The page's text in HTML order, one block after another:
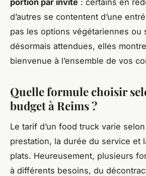
portion par invité : certains en
d’autres se contentent d’une
pas les options végétariennes ou
désormais attendues, elles
bienvenue à l’ensemble de vos
Quelle formule choisir
budget à Reims ?
Le tarif d’un food truck varie
prestation, la durée du service et
plats. Heureusement, plusieurs
à différents besoins, du